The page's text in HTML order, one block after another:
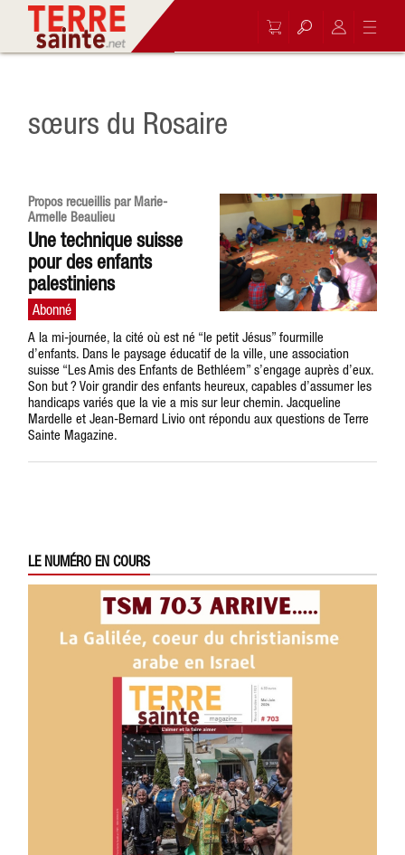
sœurs du Rosaire
Propos recueillis par Marie-
Armelle Beaulieu
Une technique suisse
pour des enfants
palestiniens
A la mi-journée, la cité où est né “le petit Jésus” fourmille
d’enfants. Dans le paysage éducatif de la ville, une association
suisse “Les Amis des Enfants de Bethléem” s’engage auprès d’eux.
Son but ? Voir grandir des enfants heureux, capables d’assumer les
handicaps variés que la vie a mis sur leur chemin. Jacqueline
Mardelle et Jean-Bernard Livio ont répondu aux questions de Terre
Sainte Magazine.
LE NUMÉRO EN COURS